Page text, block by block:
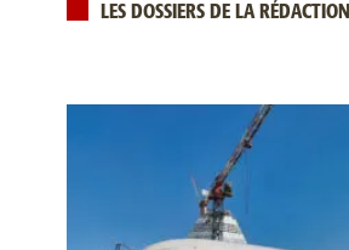
LES DOSSIERS DE LA RÉDACTION